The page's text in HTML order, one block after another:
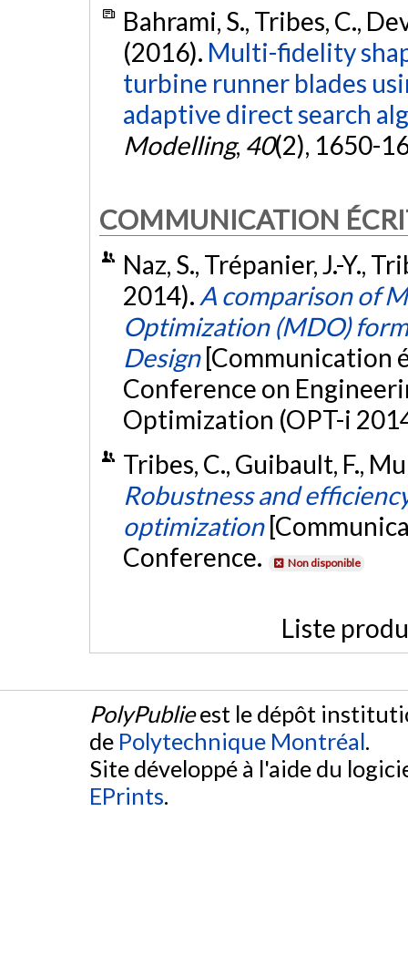
Bahrami, S., Tribes, C.,
(2016). Multi-fidelity
turbine runner blades
adaptive direct search
Modelling, 40(2), 1650-
COMMUNICATION
Naz, S., Trépanier, J.-Y.,
2014). A comparison of
Optimization (MDO)
Design [Communication
Conference on
Optimization (OPT-i
Tribes, C., Guibault, F.,
Robustness and
optimization
Conference.
Non disponible
Liste
PolyPublieest le dépôt
de Polytechnique Montréal.
Site développé à l'aide du
EPrints.